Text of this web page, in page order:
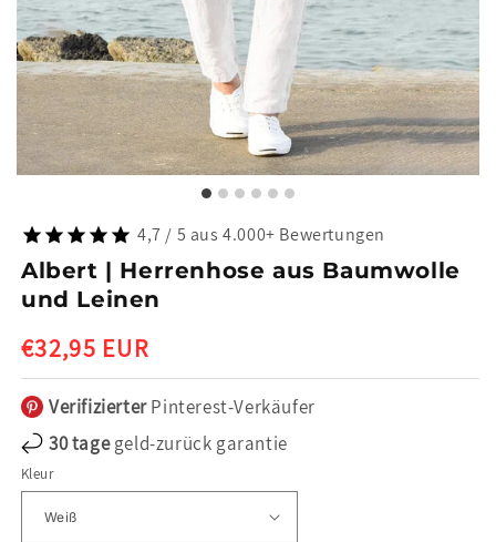
4,7 / 5 aus 4.000+ Bewertungen
Albert | Herrenhose aus Baumwolle
und Leinen
Normaler
Preis
€32,95 EUR
VerifizierterPinterest-Verkäufer
30 tagegeld-zurück garantie
Kleur